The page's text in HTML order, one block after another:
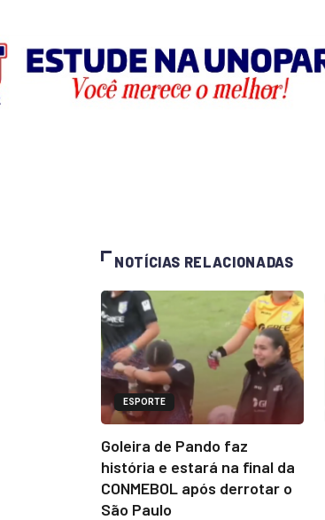
NOTÍCIAS RELACIONADAS
ESPORTE
Goleira de Pando faz
história e estará na final da
CONMEBOL após derrotar o
São Paulo